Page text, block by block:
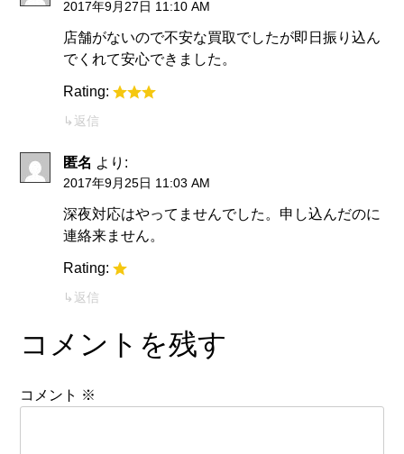
2017年9月27日 11:10 AM
店舗がないので不安な買取でしたが即日振り込ん
でくれて安心できました。
Rating:
返信
匿名 より:
2017年9月25日 11:03 AM
深夜対応はやってませんでした。申し込んだのに
連絡来ません。
Rating:
返信
コメントを残す
コメント ※